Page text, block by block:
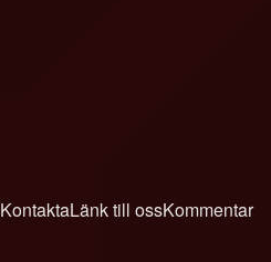
KontaktaLänk till ossKommentar